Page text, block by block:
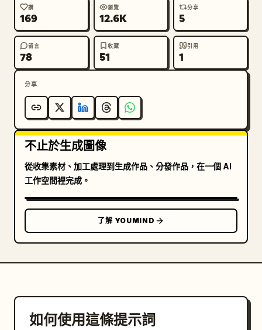
讚
169
瀏覽
12.6K
分享
5
留言
78
收藏
51
引用
1
分享
不止於生成圖像
從收集素材、加工處理到生成作品、分發作品，在一個 AI
工作空間裡完成。
了解 YOUMIND
如何使用這條提示詞